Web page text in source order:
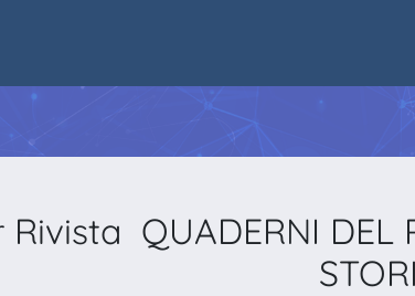
QUADERNI DEL